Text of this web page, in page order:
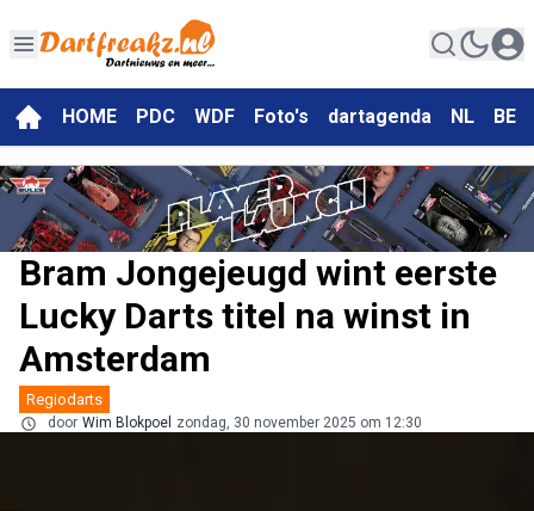
HOME PDC WDF Foto's dartagenda NL BE
Bram Jongejeugd wint eerste
Lucky Darts titel na winst in
Amsterdam
Regiodarts
door Wim Blokpoel zondag, 30 november 2025 om 12:30